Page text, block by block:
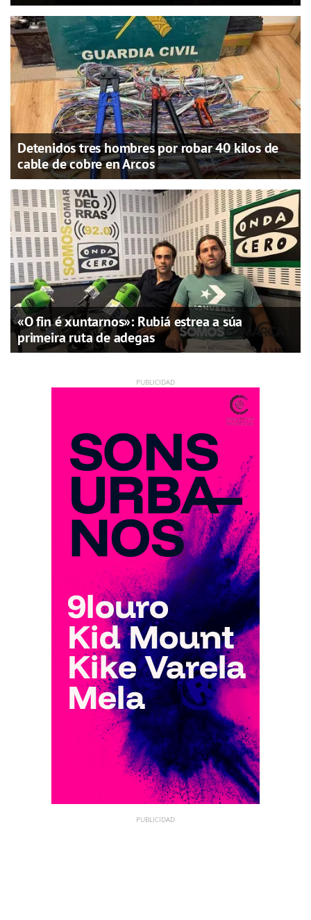
Detenidos tres hombres por robar 40 kilos de
cable de cobre en Arcos
«O fin é xuntarnos»: Rubiá estrea a súa
primeira ruta de adegas